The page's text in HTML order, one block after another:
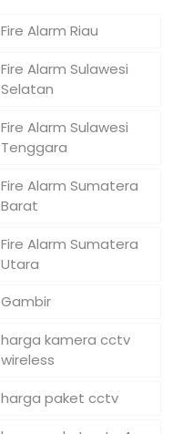
Fire Alarm Riau
Fire Alarm Sulawesi
Selatan
Fire Alarm Sulawesi
Tenggara
Fire Alarm Sumatera
Barat
Fire Alarm Sumatera
Utara
Gambir
harga kamera cctv
wireless
harga paket cctv